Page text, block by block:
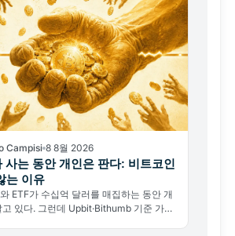
Campisi 8 8월 2026
사는 동안 개인은 판다: 비트코인
는 이유
ETF가 수십억 달러를 매집하는 동안 개
있다. 그런데 Upbit·Bithumb 기준 가격